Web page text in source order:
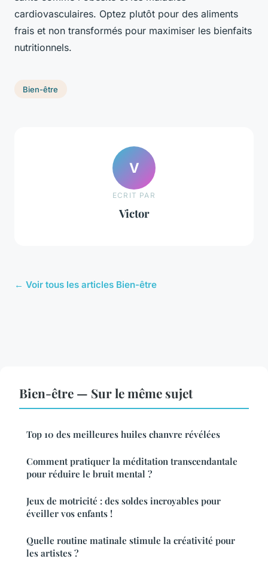
cardiovasculaires. Optez plutôt pour des aliments
frais et non transformés pour maximiser les bienfaits
nutritionnels.
Bien-être
V
ECRIT PAR
Victor
← Voir tous les articles Bien-être
Bien-être — Sur le même sujet
Top 10 des meilleures huiles chanvre révélées
Comment pratiquer la méditation transcendantale
pour réduire le bruit mental ?
Jeux de motricité : des soldes incroyables pour
éveiller vos enfants !
Quelle routine matinale stimule la créativité pour
les artistes ?